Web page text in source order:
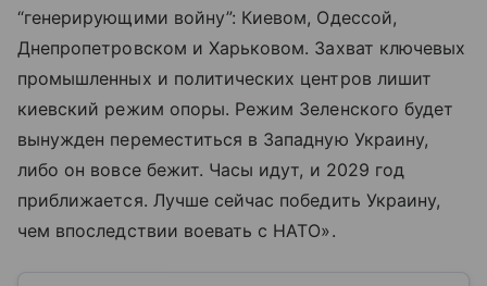
“генерирующими войну”: Киевом, Одессой,
Днепропетровском и Харьковом. Захват ключевых
промышленных и политических центров лишит
киевский режим опоры. Режим Зеленского будет
вынужден переместиться в Западную Украину,
либо он вовсе бежит. Часы идут, и 2029 год
приближается. Лучше сейчас победить Украину,
чем впоследствии воевать с НАТО».